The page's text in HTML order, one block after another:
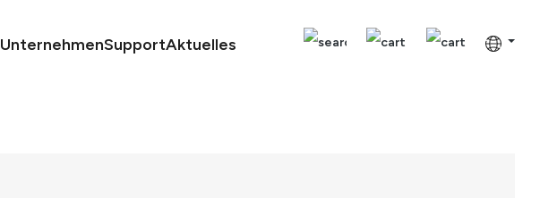
UnternehmenSupportAktuelles